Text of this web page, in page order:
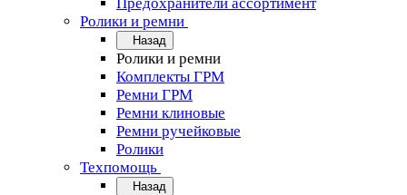
Ролики и ремни
Назад
Ролики и ремни
Комплекты ГРМ
Ремни ГРМ
Ремни клиновые
Ремни ручейковые
Ролики
Техпомощь
Назад